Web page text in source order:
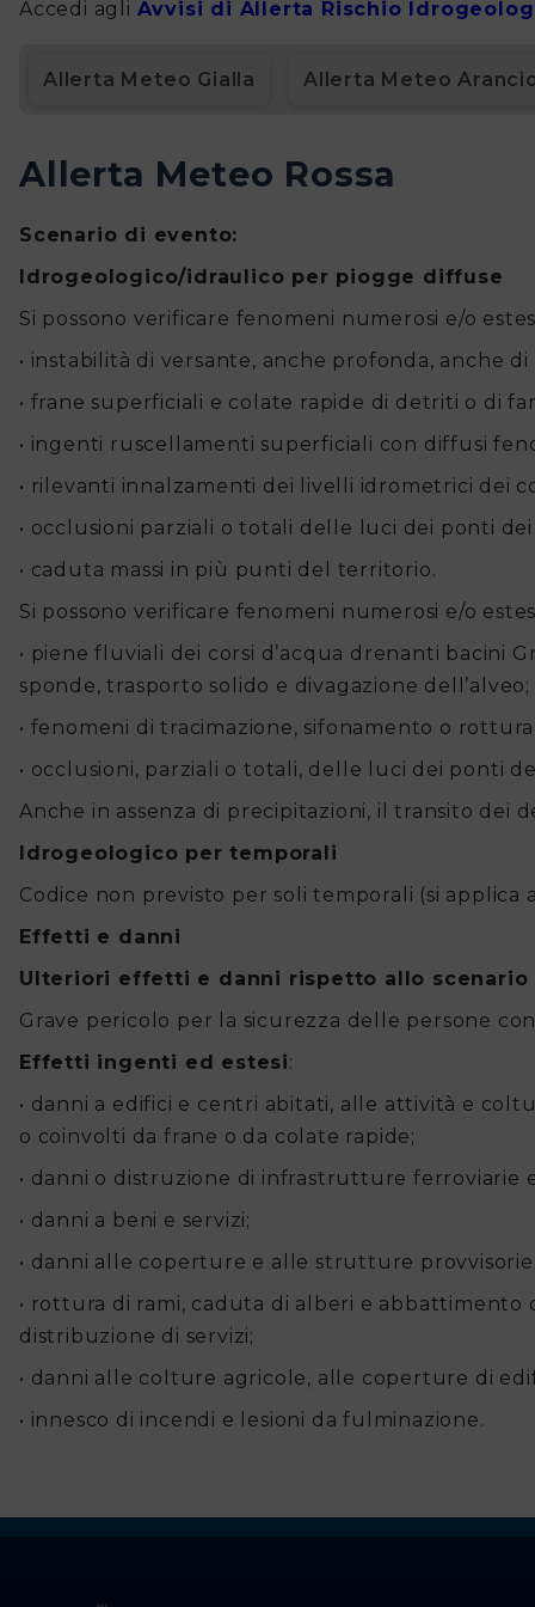
Piano
Protezione
Piani
di
e
Soccorso
Documentazioni
Accedi agli Avvisi di Allerta Rischio
Allerta Meteo Gialla Allerta Meteo
Allerta Meteo Rossa
Scenario di evento:
Idrogeologico/idraulico per piogge diffuse
Si possono verificare fenomeni numerosi e/o
• instabilità di versante, anche profonda, anche
• frane superficiali e colate rapide di detriti o di
• ingenti ruscellamenti superficiali con diffusi
• rilevanti innalzamenti dei livelli idrometrici dei
• occlusioni parziali o totali delle luci dei ponti dei
• caduta massi in più punti del territorio.
Si possono verificare fenomeni numerosi e/o
• piene fluviali dei corsi d’acqua drenanti bacini
sponde, trasporto solido e divagazione dell’alveo;
• fenomeni di tracimazione, sifonamento o
• occlusioni, parziali o totali, delle luci dei ponti
Anche in assenza di precipitazioni, il transito dei
Idrogeologico per temporali
Codice non previsto per soli temporali (si
Effetti e danni
Ulteriori effetti e danni rispetto allo scenario
Grave pericolo per la sicurezza delle persone
Effetti ingenti ed estesi:
• danni a edifici e centri abitati, alle attività e
o coinvolti da frane o da colate rapide;
• danni o distruzione di infrastrutture ferroviarie
• danni a beni e servizi;
• danni alle coperture e alle strutture
• rottura di rami, caduta di alberi e
distribuzione di servizi;
• danni alle colture agricole, alle coperture di
• innesco di incendi e lesioni da fulminazione.